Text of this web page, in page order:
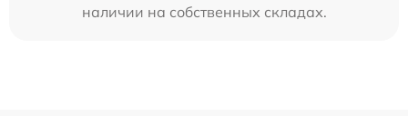
наличии на собственных складах.